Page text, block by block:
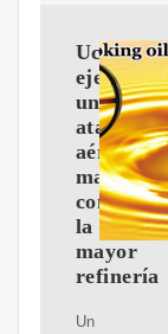
Ucrania
ejecutó
un
ataque
aéreo
masivo
contra
la
mayor
refinería
Un